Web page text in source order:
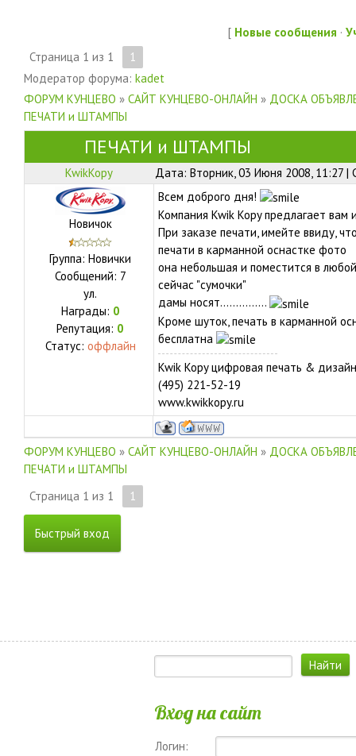
[ Новые сообщения ·
Страница 1 из 1
1
Модератор форума: kadet
ФОРУМ КУНЦЕВО » САЙТ КУНЦЕВО-ОНЛАЙН » ДОСКА
ПЕЧАТИ и ШТАМПЫ
ПЕЧАТИ и ШТАМПЫ
KwikKopy Дата: Вторник, 03 Июня 2008, 11:27
Новичок
Группа: Новички
Сообщений: 7
ул.
Награды: 0
Репутация: 0
Статус: оффлайн
Всем доброго дня!
Компания Kwik Kopy предлагает вам
При заказе печати, имейте ввиду,
печати в карманной оснастке фото
она небольшая и поместится в
сейчас "сумочки"
дамы носят...............
Кроме шуток, печать в карманной
бесплатна
Kwik Kopy цифровая печать & дизайн
(495) 221-52-19
www.kwikkopy.ru
ФОРУМ КУНЦЕВО » САЙТ КУНЦЕВО-ОНЛАЙН » ДОСКА
ПЕЧАТИ и ШТАМПЫ
Страница 1 из 1 1
Вход на сайт
Логин: